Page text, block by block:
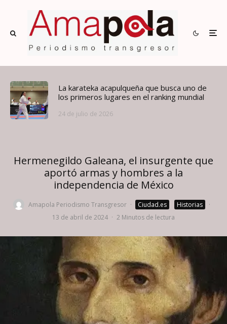
La karateka acapulqueña que busca uno de
los primeros lugares en el ranking mundial
24 de julio de 2026
Hermenegildo Galeana, el insurgente que
aportó armas y hombres a la
independencia de México
Amapola Periodismo Transgresor · Ciudad.es Historias
·
13 de abril de 2024 · 2 Minutos de lectura